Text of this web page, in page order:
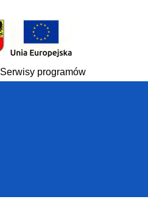
Serwisy programów